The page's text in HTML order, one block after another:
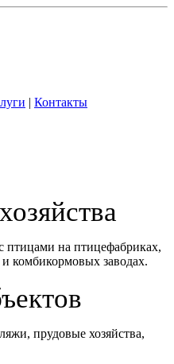
| Контакты
птицами на птицефабриках,
комбикормовых заводах.
прудовые хозяйства,